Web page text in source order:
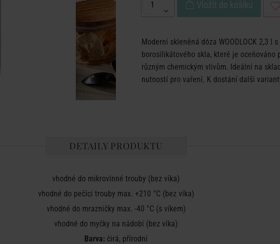
Vložit do košíku
Moderní skleněná dóza WOODLOCK 2,3 l
borosilikátového skla, které je
různým chemickým vlivům. Ideální na
nutností pro vaření. K dostání další
DETAILY PRODUKTU
vhodné do mikrovlnné trouby (bez víka)
vhodné do pečící trouby max. +210 °C (bez víka)
vhodné do mrazničky max. -40 °C (s víkem)
vhodné do myčky na nádobí (bez víka)
Barva: čirá, přírodní